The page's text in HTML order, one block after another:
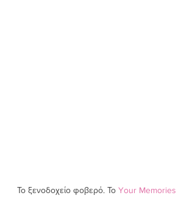
Το ξενοδοχείο φοβερό. Το Your Memories